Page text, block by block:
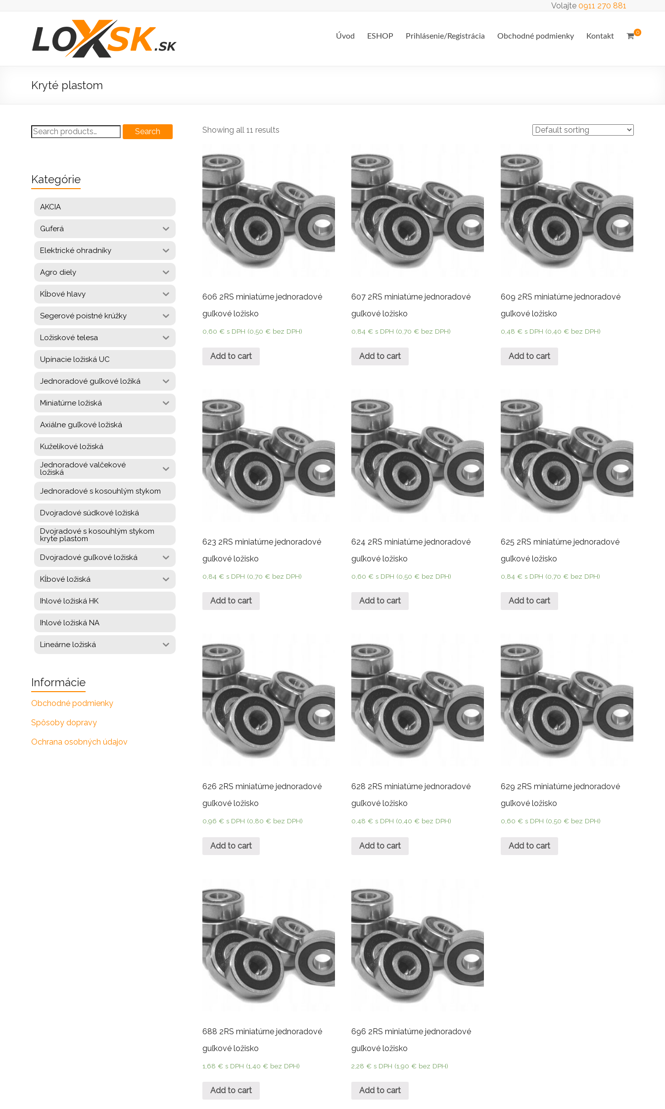
Volajte 0911 270 881
Loxsk
predaj
0
Úvod ESHOP Prihlásenie/Registrácia Obchodné podmienky Kontakt
Kryté plastom
Showing all 11 results
606 2RS miniatúrne jednoradové
guľkové ložisko
0,60€ s DPH (0,50€ bez DPH)
Add to cart
607 2RS miniatúrne jednoradové
guľkové ložisko
0,84€ s DPH (0,70€ bez DPH)
Add to cart
609 2RS miniatúrne jednoradové
guľkové ložisko
0,48 € s DPH (0,40 €bez DPH)
Add to cart
623 2RS miniatúrne jednoradové
guľkové ložisko
0,84€ s DPH (0,70€ bez DPH)
Add to cart
624 2RS miniatúrne jednoradové
guľkové ložisko
0,60€ s DPH (0,50€ bez DPH)
Add to cart
625 2RS miniatúrne jednoradové
guľkové ložisko
0,84 € s DPH (0,70 €bez DPH)
Add to cart
626 2RS miniatúrne jednoradové
guľkové ložisko
0,96€ s DPH (0,80€ bez DPH)
Add to cart
628 2RS miniatúrne jednoradové
guľkové ložisko
0,48€ s DPH (0,40€ bez DPH)
Add to cart
629 2RS miniatúrne jednoradové
guľkové ložisko
0,60 € s DPH (0,50 €bez DPH)
Add to cart
688 2RS miniatúrne jednoradové
guľkové ložisko
1,68€ s DPH (1,40€ bez DPH)
Add to cart
696 2RS miniatúrne jednoradové
guľkové ložisko
2,28€ s DPH (1,90€ bez DPH)
Add to cart
Search
for:
Search
Kategórie
AKCIA
Guferá
Elektrické ohradníky
Agro diely
Kĺbové hlavy
Segerové poistné krúžky
Ložiskové telesa
Upínacie ložiská UC
Jednoradové guľkové ložiká
Miniatúrne ložiská
Axiálne guľkové ložiská
Kuželíkové ložiská
Jednoradové valčekové
ložiská
Jednoradové s kosouhlým stykom
Dvojradové súdkové ložiská
Dvojradové s kosouhlým stykom
kryte plastom
Dvojradové guľkové ložiská
Kĺbové ložiská
Ihlové ložiská HK
Ihlové ložiská NA
Lineárne ložiská
Informácie
Obchodné podmienky
Spôsoby dopravy
Ochrana osobných údajov